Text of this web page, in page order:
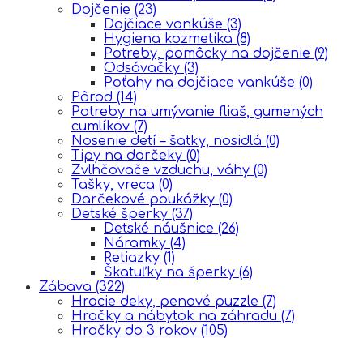
Dojčenie (23)
Dojčiace vankúše (3)
Hygiena kozmetika (8)
Potreby, pomôcky na dojčenie (9)
Odsávačky (3)
Poťahy na dojčiace vankúše (0)
Pôrod (14)
Potreby na umývanie fliaš, gumených
cumlíkov (7)
Nosenie detí – šatky, nosidlá (0)
Tipy na darčeky (0)
Zvlhčovače vzduchu, váhy (0)
Tašky, vreca (0)
Darčekové poukážky (0)
Detské šperky (37)
Detské náušnice (26)
Náramky (4)
Retiazky (1)
Škatuľky na šperky (6)
Zábava (322)
Hracie deky, penové puzzle (7)
Hračky a nábytok na záhradu (7)
Hračky do 3 rokov (105)